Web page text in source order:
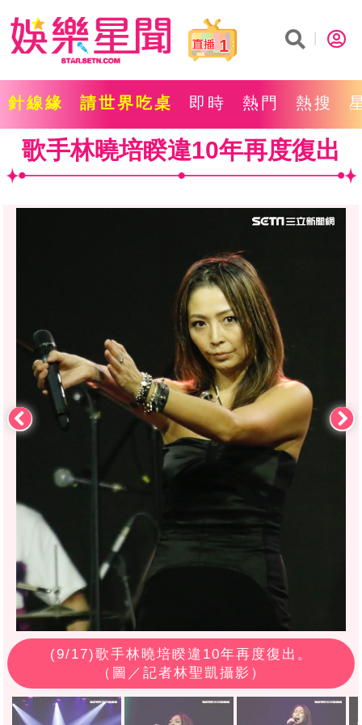
1
針線緣 請世界吃桌 即時 熱門 熱搜
歌手林曉培睽違10年再度復出
(9/17)歌手林曉培睽違10年再度復出。
（圖／記者林聖凱攝影）